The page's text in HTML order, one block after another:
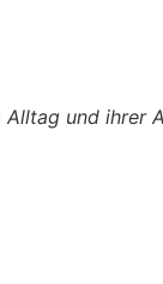
und ihrer